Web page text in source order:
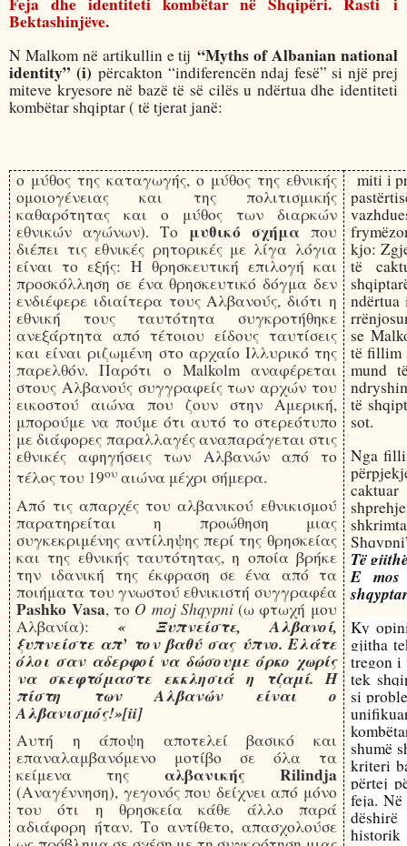
Bektashinjëve.
N Malkom në artikullin e tij“Myths of Albanian national
identity” (i) përcakton “indiferencën ndaj fesë” si një prej
miteve kryesore në bazë të së cilës u ndërtua dhe identiteti
kombëtar shqiptar ( të tjerat janë:
ο μύθος της καταγωγής, ο μύθος της εθνικής
ομοιογένειας και της πολιτισμικής
καθαρότητας και ο μύθος των διαρκών
εθνικών αγώνων). Το μυθικό σχήμα που
διέπει τις εθνικές ρητορικές με λίγα λόγια
είναι το εξής: Η θρησκευτική επιλογή και
προσκόλληση σε ένα θρησκευτικό δόγμα δεν
ενδιέφερε ιδιαίτερα τους Αλβανούς, διότι η
εθνική τους ταυτότητα συγκροτήθηκε
ανεξάρτητα από τέτοιου είδους ταυτίσεις
και είναι ριζωμένη στο αρχαίο Ιλλυρικό της
παρελθόν. Παρότι ο Malkolm αναφέρεται
στους Αλβανούς συγγραφείς των αρχών του
εικοστού αιώνα που ζουν στην Αμερική,
μπορούμε να πούμε ότι αυτό το στερεότυπο
με διάφορες παραλλαγές αναπαράγεται στις
εθνικές αφηγήσεις των Αλβανών από το
τέλος του 19ου αιώνα μέχρι σήμερα.
Από τις απαρχές του αλβανικού εθνικισμού
παρατηρείται η προώθηση μιας
συγκεκριμένης αντίληψης περί της θρησκείας
και της εθνικής ταυτότητας, η οποία βρήκε
την ιδανική της έκφραση σε ένα από τα
ποιήματα του γνωστού εθνικιστή συγγραφέα
Pashko Vasa, το O moj Shqypni(ω φτωχή μου
Αλβανία):« Ξυπνείστε, Αλβανοί,
ξυπνείστε απ’ τον βαθύ σας ύπνο. Ελάτε
όλοι σαν αδερφοί να δώσουμε όρκο χωρίς
να σκεφτόμαστε εκκλησιά η τζαμί. Η
πίστη των Αλβανών είναι ο
Αλβανισμός!»[ii]
Αυτή η άποψη αποτελεί βασικό και
επαναλαμβανόμενο μοτίβο σε όλα τα
κείμενα της αλβανικής Rilindja
(Αναγέννηση), γεγονός που δείχνει από μόνο
του ότι η θρησκεία κάθε άλλο παρά
αδιάφορη ήταν. Το αντίθετο, απασχολούσε
miti i
kjo:
të
ndërtua
se
të fillim
mund
të
sot.
Nga
Të
E
Ky
gjitha
tregon i
tek
si
shumë
kriteri
përtej
feja.